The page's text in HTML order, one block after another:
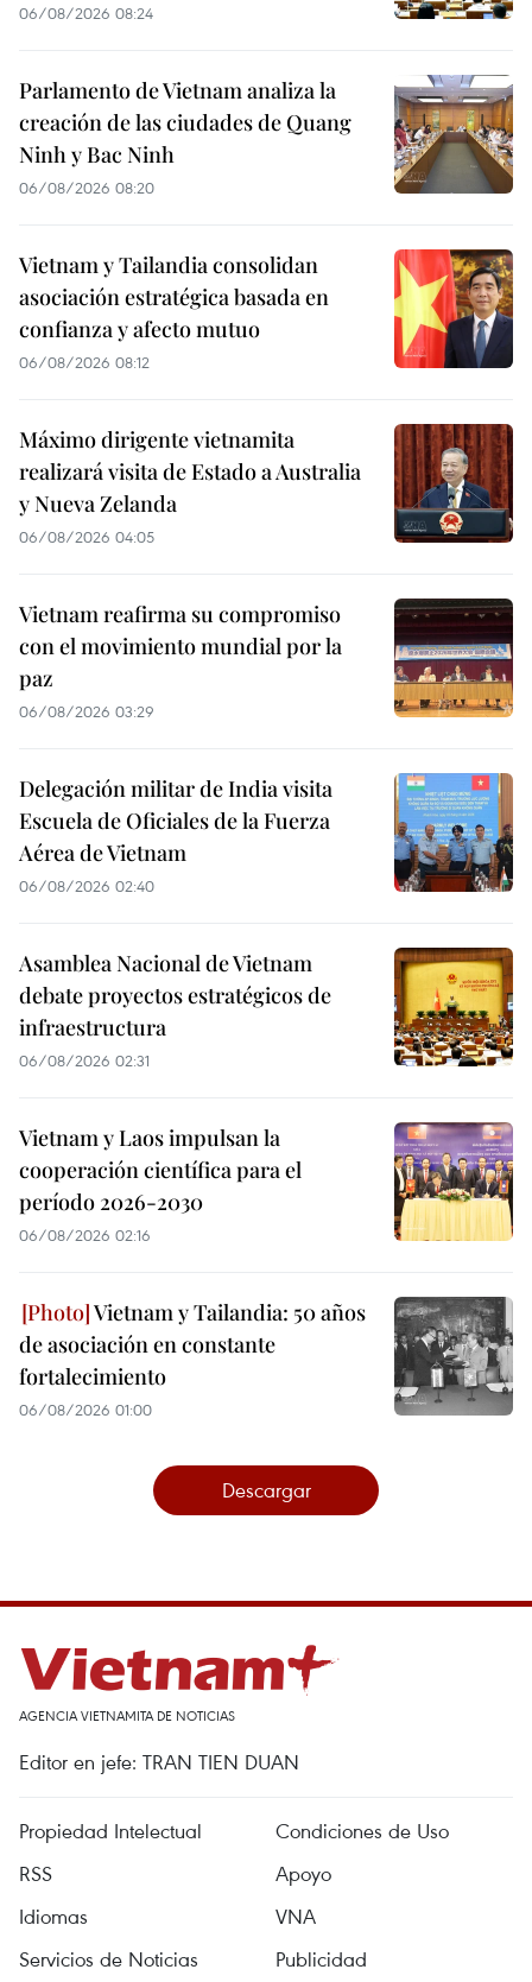
06/08/2026 08:24
Parlamento de Vietnam analiza la
creación de las ciudades de Quang
Ninh y Bac Ninh
06/08/2026 08:20
Vietnam y Tailandia consolidan
asociación estratégica basada en
confianza y afecto mutuo
06/08/2026 08:12
Máximo dirigente vietnamita
realizará visita de Estado a Australia
y Nueva Zelanda
06/08/2026 04:05
Vietnam reafirma su compromiso
con el movimiento mundial por la
paz
06/08/2026 03:29
Delegación militar de India visita
Escuela de Oficiales de la Fuerza
Aérea de Vietnam
06/08/2026 02:40
Asamblea Nacional de Vietnam
debate proyectos estratégicos de
infraestructura
06/08/2026 02:31
Vietnam y Laos impulsan la
cooperación científica para el
período 2026-2030
06/08/2026 02:16
Vietnam y Tailandia: 50 años
de asociación en constante
fortalecimiento
06/08/2026 01:00
Descargar
AGENCIA VIETNAMITA DE NOTICIAS
Editor en jefe: TRAN TIEN DUAN
Propiedad Intelectual
Condiciones de Uso
RSS
Apoyo
Idiomas
VNA
Servicios de Noticias
Publicidad